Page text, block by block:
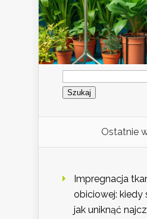
Szukaj:
Ostatnie
Impregnacja
obiciowej: kiedy
jak uniknąć